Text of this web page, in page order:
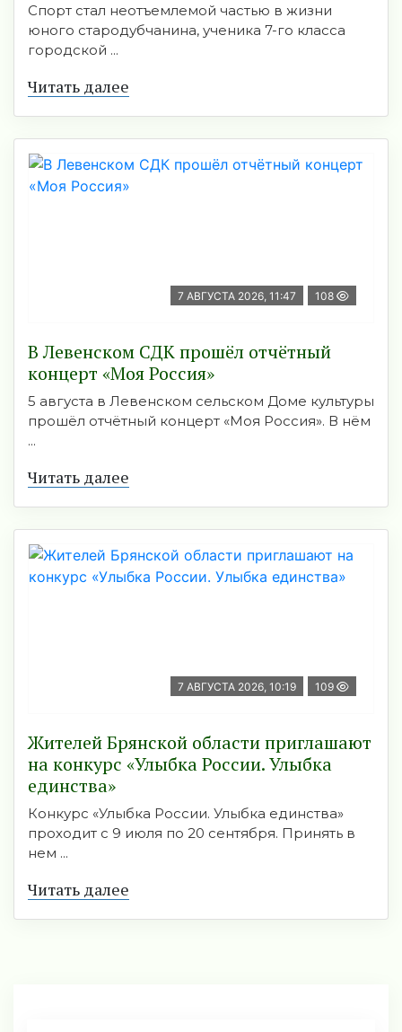
Спорт стал неотъемлемой частью в жизни
юного стародубчанина, ученика 7-го класса
городской ...
Читать далее
7 АВГУСТА 2026, 11:47 108
В Левенском СДК прошёл отчётный
концерт «Моя Россия»
5 августа в Левенском сельском Доме культуры
прошёл отчётный концерт «Моя Россия». В нём
...
Читать далее
7 АВГУСТА 2026, 10:19 109
Жителей Брянской области приглашают
на конкурс «Улыбка России. Улыбка
единства»
Конкурс «Улыбка России. Улыбка единства»
проходит с 9 июля по 20 сентября. Принять в
нем ...
Читать далее